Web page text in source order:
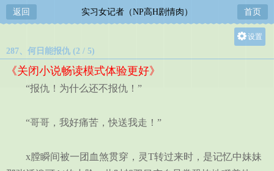
返回 实习女记者（NP高H剧情肉） 首页
设置
287、何日能报仇 (2 / 5)
《关闭小说畅读模式体验更好》
“报仇！为什么还不报仇！”
“哥哥，我好痛苦，快送我走！”
x膛瞬间被一团血煞贯穿，灵T转过来时，是记忆中妹妹